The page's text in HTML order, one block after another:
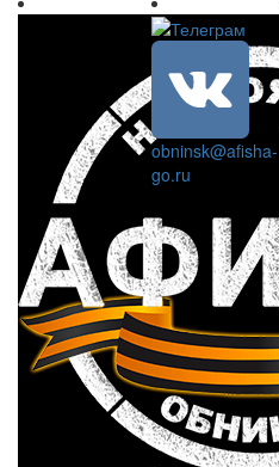
obninsk@afisha-
go.ru